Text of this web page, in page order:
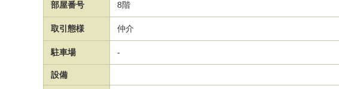
部屋番号 8階
取引態様 仲介
駐車場 -
設備